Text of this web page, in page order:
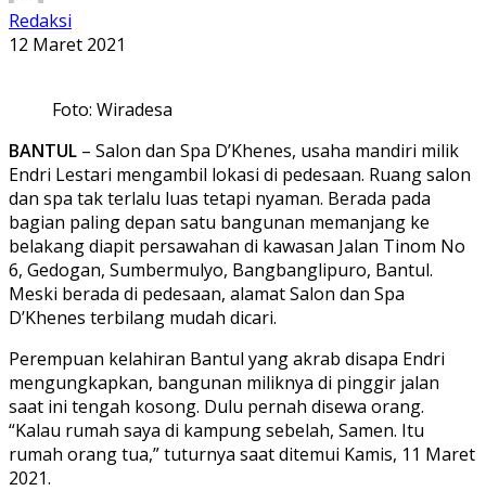
Redaksi
12 Maret 2021
Foto: Wiradesa
BANTUL – Salon dan Spa D’Khenes, usaha mandiri milik
Endri Lestari mengambil lokasi di pedesaan. Ruang salon
dan spa tak terlalu luas tetapi nyaman. Berada pada
bagian paling depan satu bangunan memanjang ke
belakang diapit persawahan di kawasan Jalan Tinom No
6, Gedogan, Sumbermulyo, Bangbanglipuro, Bantul.
Meski berada di pedesaan, alamat Salon dan Spa
D’Khenes terbilang mudah dicari.
Perempuan kelahiran Bantul yang akrab disapa Endri
mengungkapkan, bangunan miliknya di pinggir jalan
saat ini tengah kosong. Dulu pernah disewa orang.
“Kalau rumah saya di kampung sebelah, Samen. Itu
rumah orang tua,” tuturnya saat ditemui Kamis, 11 Maret
2021.